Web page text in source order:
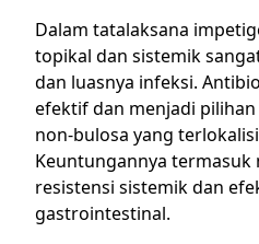
Dalam tatalaksana
topikal dan sistemik
dan luasnya infeksi.
efektif dan menjadi
non-bulosa yang
Keuntungannya
resistensi sistemik dan
gastrointestinal.